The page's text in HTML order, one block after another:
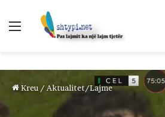
Menu
Kreu / Aktualitet/Lajme